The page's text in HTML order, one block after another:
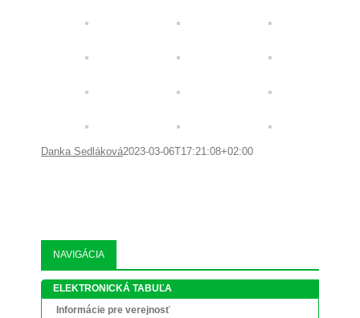
Danka Sedláková2023-03-06T17:21:08+02:00
NAVIGÁCIA
ELEKTRONICKÁ TABUĽA
Informácie pre verejnosť